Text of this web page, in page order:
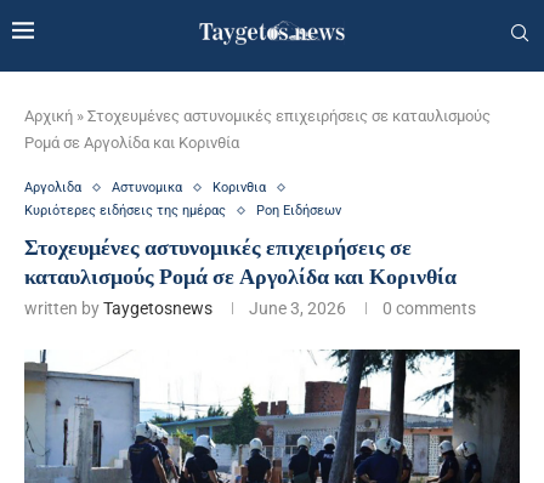
Αρχική » Στοχευμένες αστυνομικές επιχειρήσεις σε καταυλισμούς
Ρομά σε Αργολίδα και Κορινθία
Αργολιδα Αστυνομικα
Κορινθια
Κυριότερες ειδήσεις της ημέρας
Ροη Ειδήσεων
Στοχευμένες αστυνομικές επιχειρήσεις σε
καταυλισμούς Ρομά σε Αργολίδα και Κορινθία
written byTaygetosnews June 3, 2026 0 comments